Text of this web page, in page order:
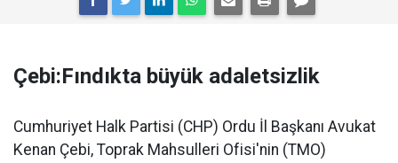
Çebi:Fındıkta büyük adaletsizlik
Cumhuriyet Halk Partisi (CHP) Ordu İl Başkanı Avukat
Kenan Çebi, Toprak Mahsulleri Ofisi'nin (TMO)